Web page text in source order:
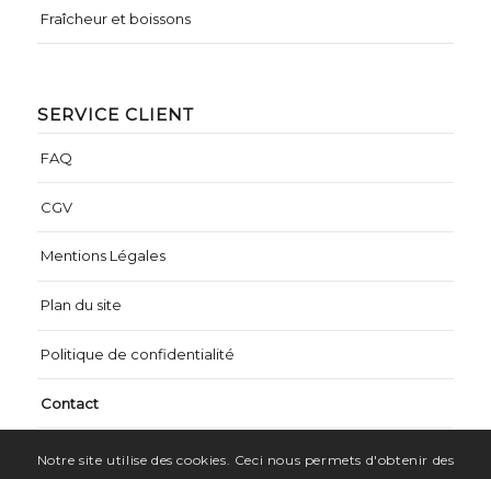
Fraîcheur et boissons
SERVICE CLIENT
FAQ
CGV
Mentions Légales
Plan du site
Politique de confidentialité
Contact
Notre site utilise des cookies. Ceci nous permets d'obtenir des